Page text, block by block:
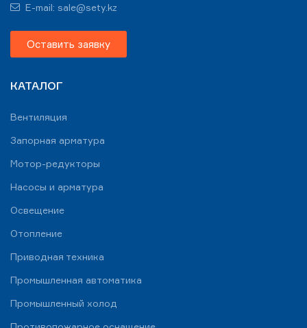
E-mail: sale@sety.kz
Оставить заявку
КАТАЛОГ
Вентиляция
Запорная арматура
Мотор-редукторы
Насосы и арматура
Освещение
Отопление
Приводная техника
Промышленная автоматика
Промышленный холод